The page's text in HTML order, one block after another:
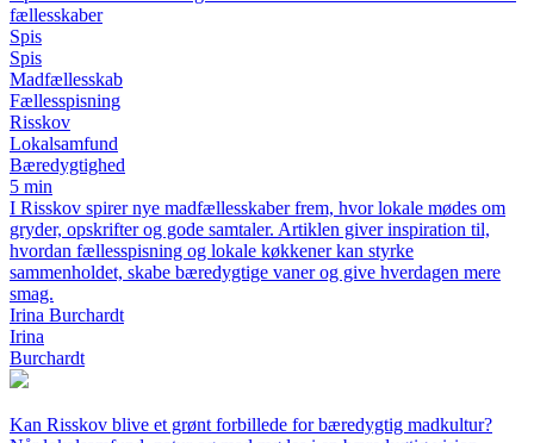
fællesskaber
Spis
Spis
Madfællesskab
Fællesspisning
Risskov
Lokalsamfund
Bæredygtighed
5 min
I Risskov spirer nye madfællesskaber frem, hvor lokale mødes om
gryder, opskrifter og gode samtaler. Artiklen giver inspiration til,
hvordan fællesspisning og lokale køkkener kan styrke
sammenholdet, skabe bæredygtige vaner og give hverdagen mere
smag.
Irina Burchardt
Irina
Burchardt
Kan Risskov blive et grønt forbillede for bæredygtig madkultur?